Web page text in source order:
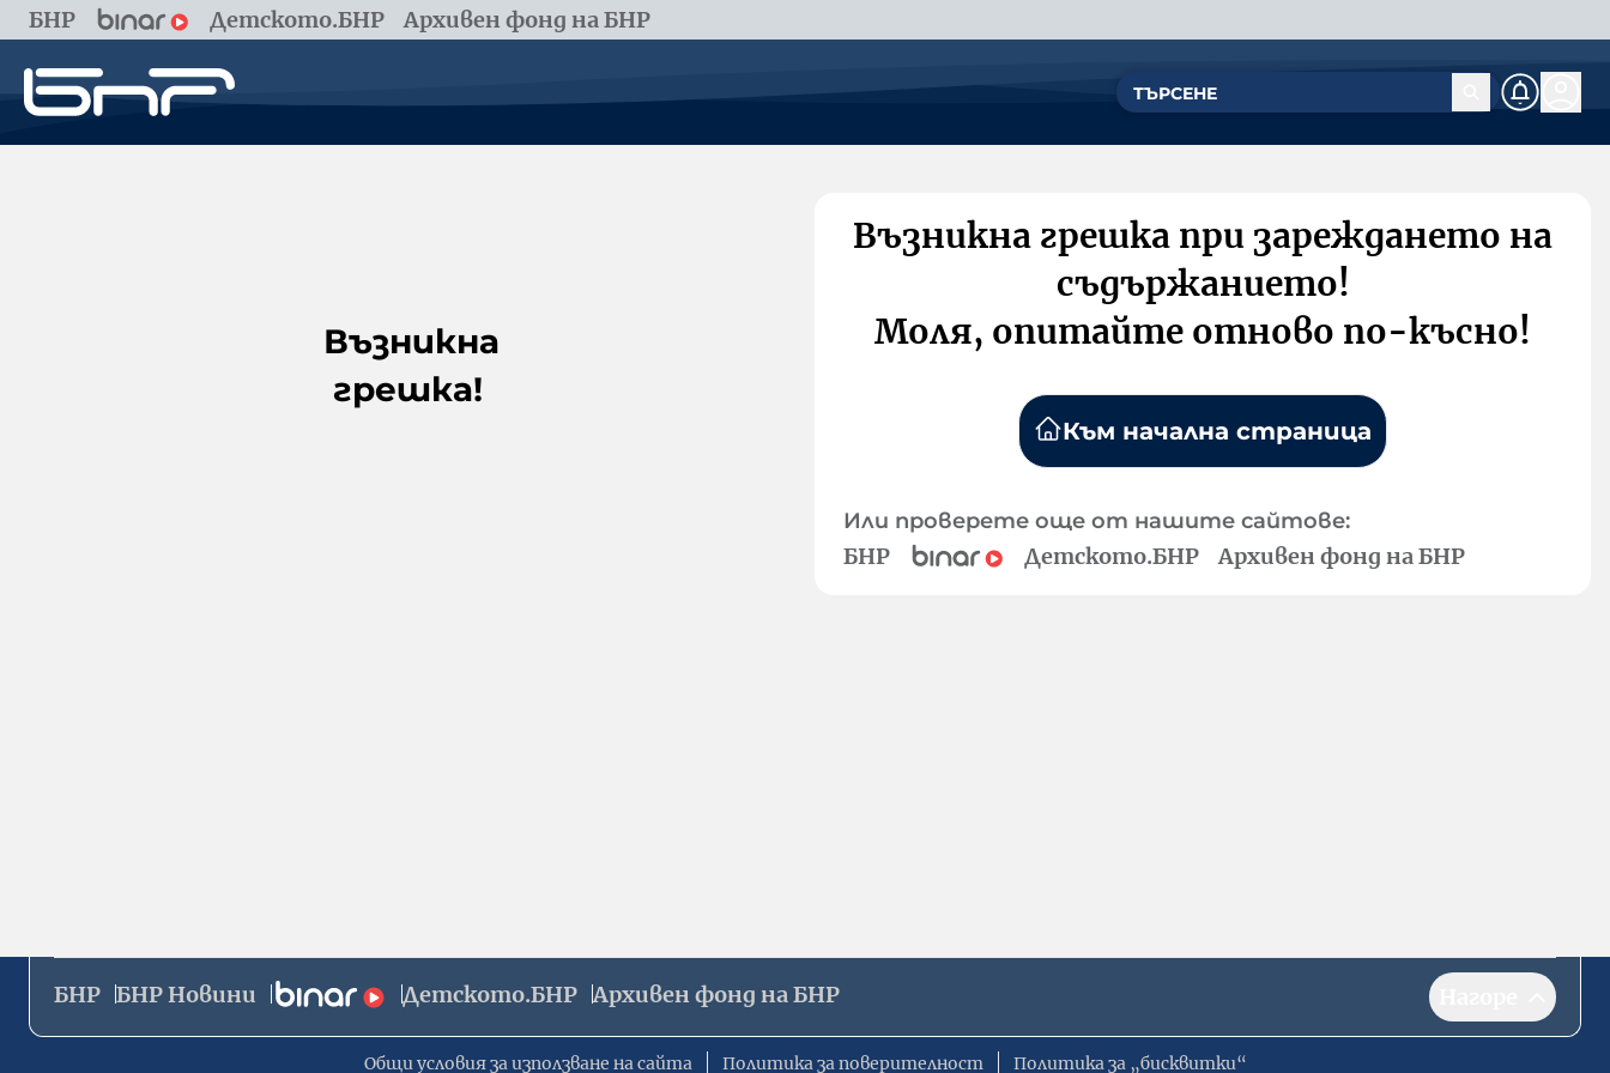
БНР Детското.БНР Архивен фонд на БНР
Възникна
грешка!
Възникна грешка при зареждането на
съдържанието!
Моля, опитайте отново по-късно!
Към начална страница
Или проверете още от нашите сайтове:
БНР Детското.БНР Архивен фонд на БНР
БНР БНР Новини Детското.БНР Архивен фонд на БНР
Общи условия за използване на сайта Политика за поверителност Политика за „бисквитки“